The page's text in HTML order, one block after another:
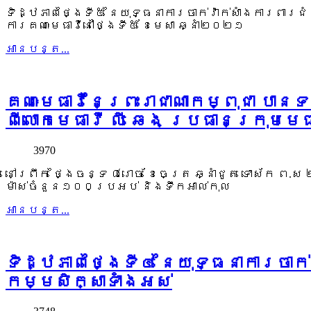
ទិដ្ឋភាពថ្ងៃទី៥ នៃយុទ្ធនាការចាក់វ៉ាក់សាំងការព
ការគណៈមេធាវីនៅថ្ងៃទី៥ ខែមេសា ឆ្នាំ២០២១
អាន​បន្ត...
គណៈមេធាវីនៃព្រះរាជាណាកម្ពុ
ពីលោកមេធាវី លី ឆេង ប្រធានក្រុមម
3970
នៅព្រឹក ថ្ងៃចន្ទ ៨រោច ខែចេត្រ ឆ្នាំជូត ទោស័ក ព.ស
ម៉ាស់ចំនួន១០០ប្រអប់ និងទឹកអាល់កុល
អាន​បន្ត...
ទិដ្ឋភាពថ្ងៃទី៤ នៃយុទ្ធនាការចា
កម្មសិក្សាទាំងអស់